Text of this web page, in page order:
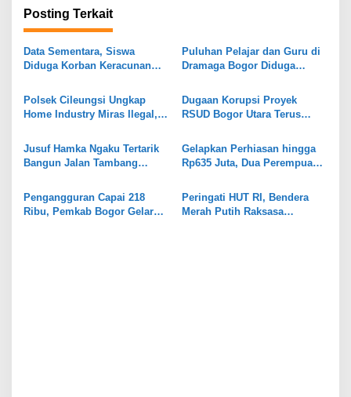
g
a
s
p
o
s
Posting Terkait
Data Sementara, Siswa
Diduga Korban Keracunan
25 Orang
Puluhan Pelajar dan Guru di
Dramaga Bogor Diduga
MBG
Polsek Cileungsi Ungkap
Home Industry Miras Ilegal,
Dugaan Korupsi Proyek
RSUD Bogor Utara Terus
Kejari
Jusuf Hamka Ngaku Tertarik
Bangun Jalan Tambang
Gelapkan Perhiasan hingga
Rp635 Juta, Dua Perempuan
Ditangkap
Pengangguran Capai 218
Ribu, Pemkab Bogor Gelar
Peringati HUT RI, Bendera
Merah Putih Raksasa